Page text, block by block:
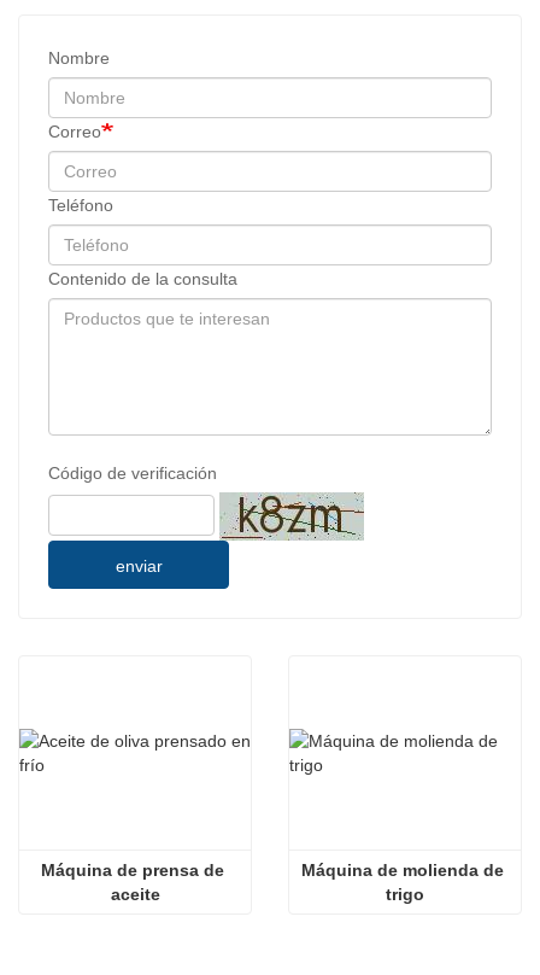
Nombre
Correo
Teléfono
Contenido de la consulta
Código de verificación
enviar
Máquina de prensa de
aceite
Máquina de molienda de
trigo